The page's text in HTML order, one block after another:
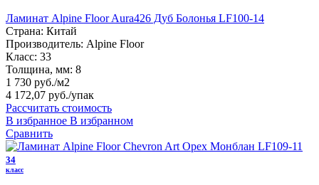
Ламинат Alpine Floor Aura426 Дуб Болонья LF100-14
Страна: Китай
Производитель: Alpine Floor
Класс: 33
Толщина, мм: 8
1 730 руб./м2
4 172,07 руб./упак
Рассчитать стоимость
В избранное В избранном
Сравнить
34
класс